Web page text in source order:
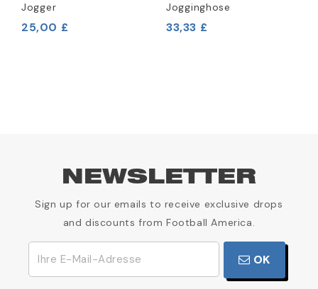
Jogger
25,00 £
Jogginghose
33,33 £
NEWSLETTER
Sign up for our emails to receive exclusive drops
and discounts from Football America.
OK